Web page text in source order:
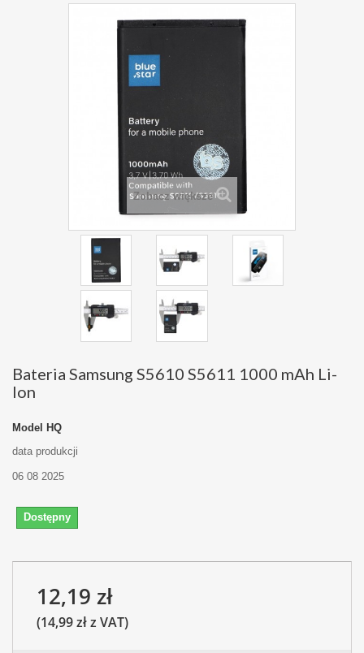
Zobacz większe
Bateria Samsung S5610 S5611 1000 mAh Li-
Ion
Model HQ
data produkcji
06 08 2025
Dostępny
12,19 zł
(14,99 zł z VAT)